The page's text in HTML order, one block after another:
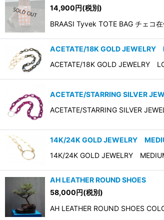
14,900円(税別)
BRAASI Tyvek TOTE BAG チェコ
ACETATE/18K GOLD JEWELRY
ACETATE/18K GOLD JEWELRY
ACETATE/STARRING SILVER
ACETATE/STARRING SILVER
14K/24K GOLD JEWELRY
14K/24K GOLD JEWELRY
AH LEATHER ROUND SHOES
58,000円(税別)
AH LEATHER ROUND SHOES